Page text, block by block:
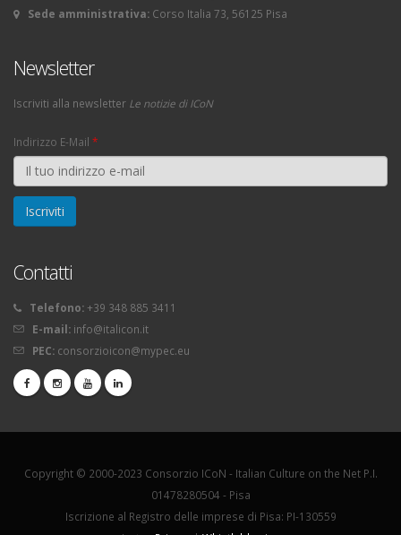
Sede amministrativa: Corso Italia 73, 56125 Pisa
Newsletter
Iscriviti alla newsletter Le notizie di ICoN
Indirizzo E-Mail *
Contatti
Telefono: +39 348 885 3411
E-mail: info@italicon.it
PEC: consorzioicon@mypec.eu
Copyright © 2000-2023 Consorzio ICoN - Italian Culture on the Net P.I.
01478280504 - Pisa
Iscrizione al Registro delle imprese di Pisa: PI-130559